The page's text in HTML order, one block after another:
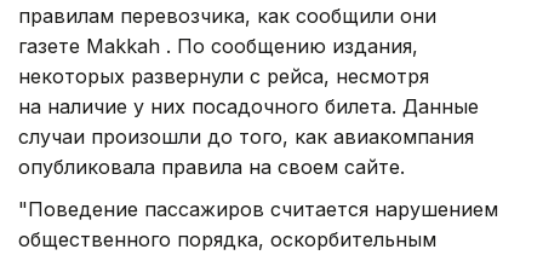
правилам перевозчика, как сообщили они
газете Makkah . По сообщению издания,
некоторых развернули с рейса, несмотря
на наличие у них посадочного билета. Данные
случаи произошли до того, как авиакомпания
опубликовала правила на своем сайте.
"Поведение пассажиров считается нарушением
общественного порядка, оскорбительным